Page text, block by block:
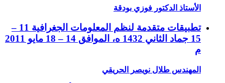
الأستاذ الدكتور فوزي بودقة
تطبيقات متقدمة لنظم المعلومات الجغرافية 11 –
15 جماد الثاني 1432 ه، الموافق 14 – 18 مايو 2011
م
المهندس طلال نويصر الحريقي